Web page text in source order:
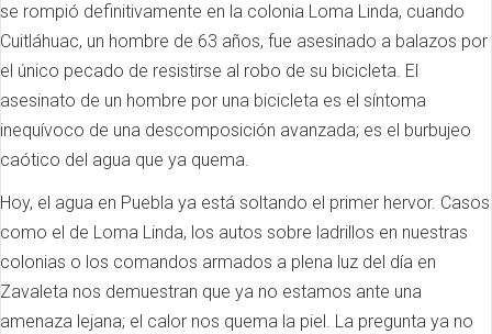
se rompió definitivamente en la colonia Loma Linda, cuando
Cuitláhuac, un hombre de 63 años, fue asesinado a balazos por
el único pecado de resistirse al robo de su bicicleta. El
asesinato de un hombre por una bicicleta es el síntoma
inequívoco de una descomposición avanzada; es el burbujeo
caótico del agua que ya quema.
Hoy, el agua en Puebla ya está soltando el primer hervor. Casos
como el de Loma Linda, los autos sobre ladrillos en nuestras
colonias o los comandos armados a plena luz del día en
Zavaleta nos demuestran que ya no estamos ante una
amenaza lejana; el calor nos quema la piel. La pregunta ya no